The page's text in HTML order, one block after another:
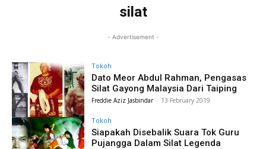
silat
- Advertisement -
Tokoh
Dato Meor Abdul Rahman, Pengasas
Silat Gayong Malaysia Dari Taiping
Freddie Aziz Jasbindar - 13 February 2019
Tokoh
Siapakah Disebalik Suara Tok Guru
Pujangga Dalam Silat Legenda